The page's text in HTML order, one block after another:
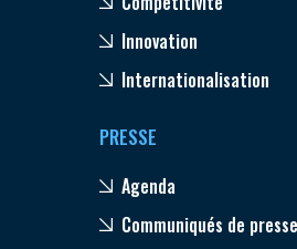
Innovation
Internationalisation
PRESSE
Agenda
Communiqués de presse